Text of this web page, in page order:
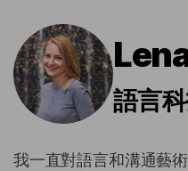
語言
我一直對語言和溝通藝